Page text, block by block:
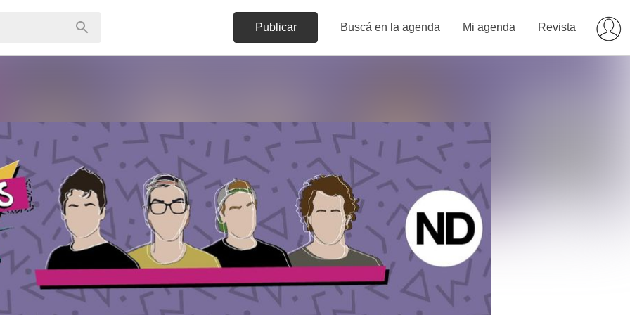
Publicar Buscá en la agenda Mi agenda Revista